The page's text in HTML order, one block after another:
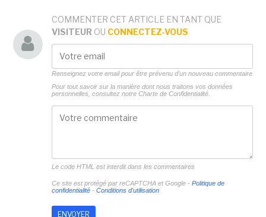
COMMENTER CET ARTICLE EN TANT QUE
VISITEUR OU CONNECTEZ-VOUS
Renseignez votre email pour être prévenu d'un nouveau commentaire
Pour tout savoir sur la manière dont nous traitons vos données
personnelles, consultez notre Charte de Confidentialité.
Le code HTML est interdit dans les commentaires
Ce site est protégé par reCAPTCHA et Google - Politique de
confidentialité- Conditions d'utilisation